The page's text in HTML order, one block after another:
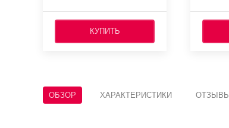
КУПИТЬ
ОБЗОР ХАРАКТЕРИСТИКИ ОТЗЫВЫ